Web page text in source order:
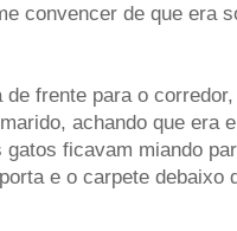
convencer de que era
frente para o
achando que era
ficavam miando
e o carpete debaixo